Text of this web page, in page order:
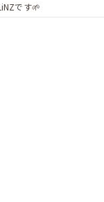
です🌱